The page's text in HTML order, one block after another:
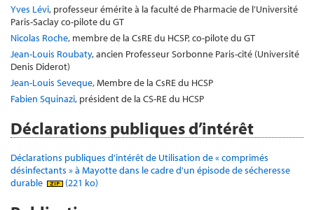
Yves Lévi, professeur émérite à la faculté de Pharmacie de l’Université
Paris-Saclay co-pilote du GT
Nicolas Roche, membre de la CsRE du HCSP, co-pilote du GT
Jean-Louis Roubaty, ancien Professeur Sorbonne Paris-cité (Université
Denis Diderot)
Jean-Louis Seveque, Membre de la CsRE du HCSP
Fabien Squinazi, président de la CS-RE du HCSP
Déclarations publiques d’intérêt
Déclarations publiques d'intérêt de Utilisation de « comprimés
désinfectants » à Mayotte dans le cadre d'un épisode de sécheresse
durable
(221 ko)